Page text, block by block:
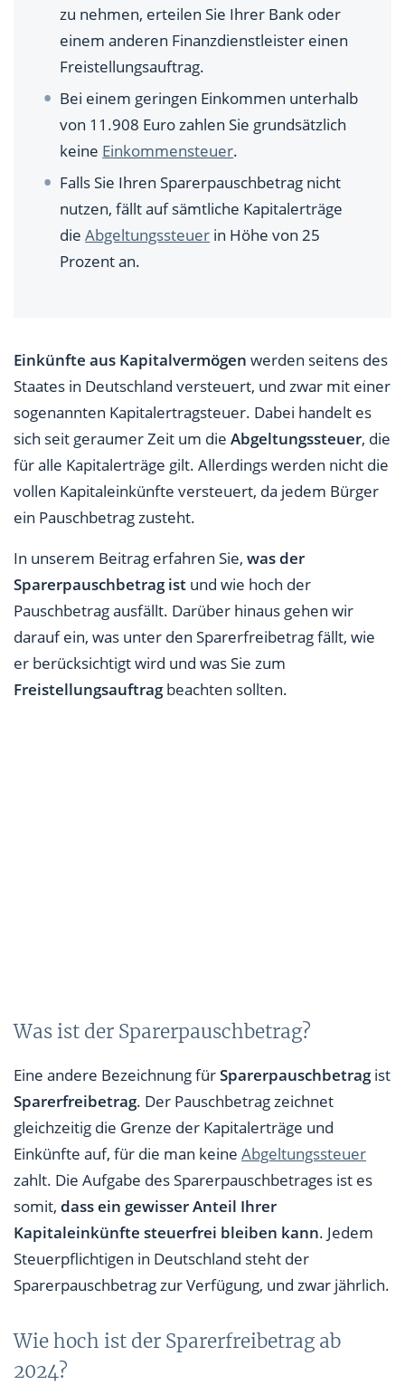
zu nehmen, erteilen Sie Ihrer Bank oder
einem anderen Finanzdienstleister einen
Freistellungsauftrag.
Bei einem geringen Einkommen unterhalb
von 11.908 Euro zahlen Sie grundsätzlich
keine Einkommensteuer.
Falls Sie Ihren Sparerpauschbetrag nicht
nutzen, fällt auf sämtliche Kapitalerträge
dieAbgeltungssteuer in Höhe von 25
Prozent an.
Einkünfte aus Kapitalvermögen werden seitens des
Staates in Deutschland versteuert, und zwar mit einer
sogenannten Kapitalertragsteuer. Dabei handelt es
sich seit geraumer Zeit um die Abgeltungssteuer, die
für alle Kapitalerträge gilt. Allerdings werden nicht die
vollen Kapitaleinkünfte versteuert, da jedem Bürger
ein Pauschbetrag zusteht.
In unserem Beitrag erfahren Sie, was der
Sparerpauschbetrag ist und wie hoch der
Pauschbetrag ausfällt. Darüber hinaus gehen wir
darauf ein, was unter den Sparerfreibetrag fällt, wie
er berücksichtigt wird und was Sie zum
Freistellungsauftragbeachten sollten.
Was ist der Sparerpauschbetrag?
Eine andere Bezeichnung fürSparerpauschbetragist
Sparerfreibetrag. Der Pauschbetrag zeichnet
gleichzeitig die Grenze der Kapitalerträge und
Einkünfte auf, für die man keine Abgeltungssteuer
zahlt. Die Aufgabe des Sparerpauschbetrages ist es
somit, dass ein gewisser Anteil Ihrer
Kapitaleinkünfte steuerfrei bleiben kann. Jedem
Steuerpflichtigen in Deutschland steht der
Sparerpauschbetrag zur Verfügung, und zwar jährlich.
Wie hoch ist der Sparerfreibetrag ab
2024?